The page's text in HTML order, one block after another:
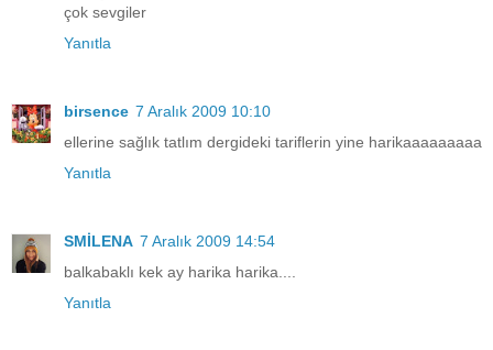
çok sevgiler
Yanıtla
birsence 7 Aralık 2009 10:10
ellerine sağlık tatlım dergideki tariflerin yine harikaaaaaaaaa
Yanıtla
SMİLENA 7 Aralık 2009 14:54
balkabaklı kek ay harika harika....
Yanıtla